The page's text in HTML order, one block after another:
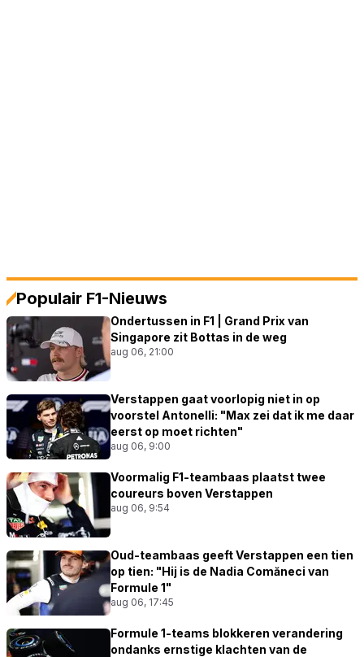
Populair F1-Nieuws
Ondertussen in F1 | Grand Prix van
Singapore zit Bottas in de weg
aug 06, 21:00
Verstappen gaat voorlopig niet in op
voorstel Antonelli: "Max zei dat ik me daar
eerst op moet richten"
aug 06, 9:00
Voormalig F1-teambaas plaatst twee
coureurs boven Verstappen
aug 06, 9:54
Oud-teambaas geeft Verstappen een tien
op tien: "Hij is de Nadia Comăneci van
Formule 1"
aug 06, 17:45
Formule 1-teams blokkeren verandering
ondanks ernstige klachten van de